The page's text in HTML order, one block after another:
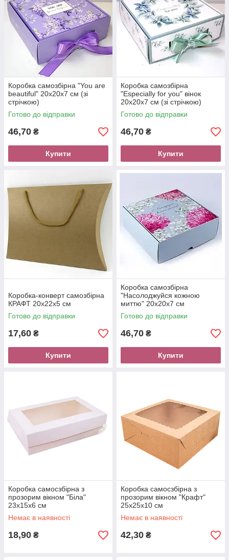
Коробка самозбірна "You are
beautiful" 20х20х7 см (зі
стрічкою)
Готово до відправки
46,70 ₴
Купити
Коробка самозбірна
"Especially for you" вінок
20х20х7 см (зі стрічкою)
Готово до відправки
46,70 ₴
Купити
Коробка-конверт самозбірна
КРАФТ 20х22х5 см
Готово до відправки
17,60 ₴
Купити
Коробка самозбірна
"Насолоджуйся кожною
миттю" 20х20х7 см
Готово до відправки
46,70 ₴
Купити
Коробка самосзбірна з
прозорим вікном "Біла"
23х15х6 см
Немає в наявності
18,90 ₴
Коробка самосзбірна з
прозорим вікном "Крафт"
25х25х10 см
Немає в наявності
42,30 ₴